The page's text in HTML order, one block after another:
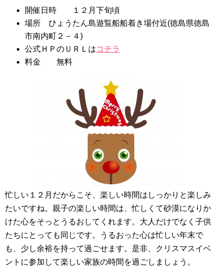
開催日時 １２月下旬頃
場所 ひょうたん島遊覧船船着き場付近(徳島県徳島
市南内町２－４)
公式ＨＰのＵＲＬはコチラ
料金 無料
忙しい１２月だからこそ、楽しい時間はしっかりと楽しみ
たいですね。親子の楽しい時間は、忙しくて砂漠になりか
けた心をそっとうるおしてくれます。大人だけでなく子供
たちにとっても同じです。うるおった心は忙しい年末で
も、少し余裕を持って過ごせます。是非、クリスマスイベ
ントに参加して楽しい家族の時間を過ごしましょう。